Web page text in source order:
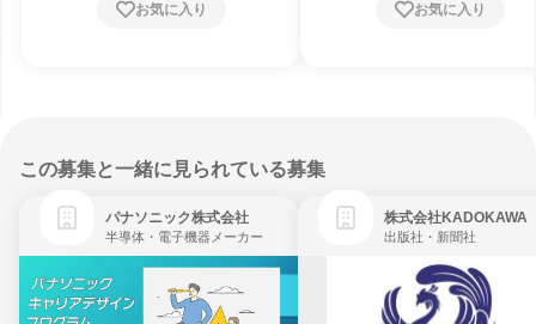
お気に入り お気に入り
この募集と一緒に見られている募集
パナソニック株式会社
半導体・電子機器メーカー
株式会社KADOKAWA
出版社・新聞社